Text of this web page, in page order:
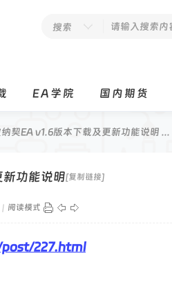
搜索
EA学院 国内期货
契EA v1.6版本下载及更新功能说明 ...
功能说明[复制链接]
| 阅读模式
227.html